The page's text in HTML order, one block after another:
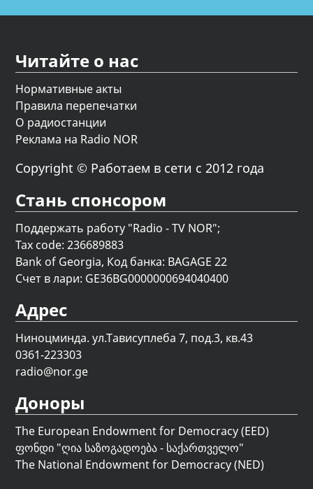
Читайте о нас
Нормативные акты
Правила перепечатки
О радиостанции
Реклама на Radio NOR
Copyright © Работаем в сети с 2012 года
Стань спонсором
Поддержать работу "Radio - TV NOR";
Tax code: 236689883
Bank of Georgia, Код банка: BAGAGE 22
Счет в лари: GE36BG0000000694040400
Адрес
Ниноцминда. ул.Тависуплеба 7, под.3, кв.43
0361-223303
radio@nor.ge
Доноры
The European Endowment for Democracy (EED)
ფონდი "ღია საზოგადოება - საქართველო"
The National Endowment for Democracy (NED)